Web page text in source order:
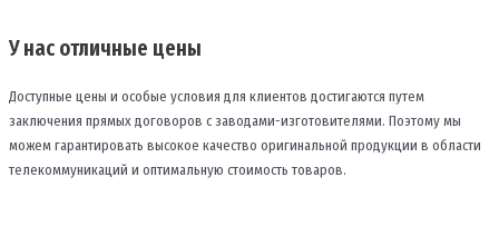
У нас отличные цены
Доступные цены и особые условия для клиентов достигаются путем
заключения прямых договоров с заводами-изготовителями. Поэтому мы
можем гарантировать высокое качество оригинальной продукции в области
телекоммуникаций и оптимальную стоимость товаров.